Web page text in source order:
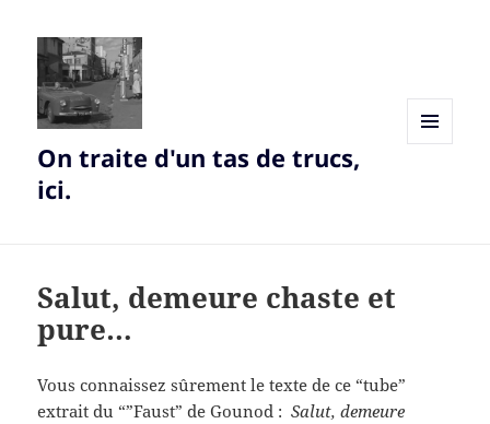
On traite d'un tas de trucs,
ici.
Salut, demeure chaste et
pure…
Vous connaissez sûrement le texte de ce “tube”
extrait du “”Faust” de Gounod :Salut, demeure